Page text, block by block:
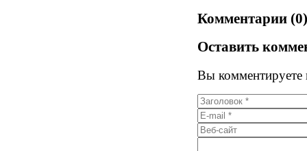
Комментарии (0)
Оставить
Вы комментируете